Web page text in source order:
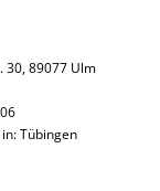
30, 89077 Ulm
Tübingen